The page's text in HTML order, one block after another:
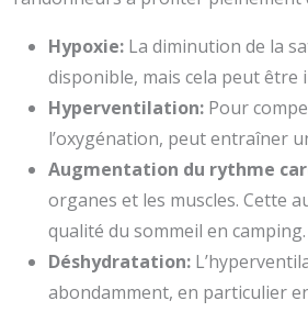
Hypoxie: La diminution de la
disponible, mais cela peut
Hyperventilation: Pour
l’oxygénation, peut entraîner
Augmentation du rythme
organes et les muscles. Cette
qualité du sommeil en camping.
Déshydratation:
abondamment, en particulier